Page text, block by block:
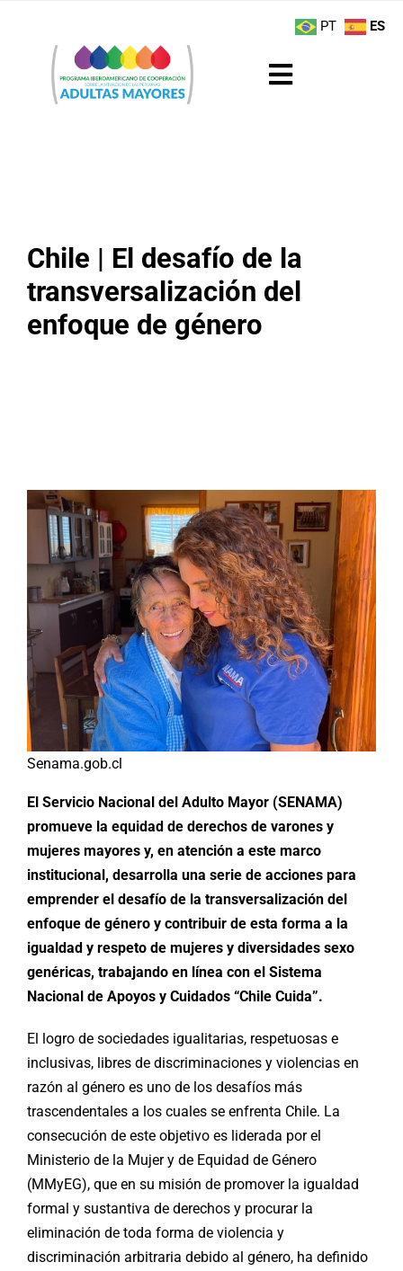
contenido
Toggle
Actividades
Boletín
Buenas Prácticas
Chile | El desafío de la
transversalización del
enfoque de género
Senama.gob.cl
El Servicio Nacional del Adulto Mayor (SENAMA)
promueve la equidad de derechos de varones y
mujeres mayores y, en atención a este marco
institucional, desarrolla una serie de acciones para
emprender el desafío de la transversalización del
enfoque de género y contribuir de esta forma a la
igualdad y respeto de mujeres y diversidades sexo
genéricas, trabajando en línea con el Sistema
Nacional de Apoyos y Cuidados “Chile Cuida”.
El logro de sociedades igualitarias, respetuosas e
inclusivas, libres de discriminaciones y violencias en
razón al género es uno de los desafíos más
trascendentales a los cuales se enfrenta Chile. La
consecución de este objetivo es liderada por el
Ministerio de la Mujer y de Equidad de Género
(MMyEG), que en su misión de promover la igualdad
formal y sustantiva de derechos y procurar la
eliminación de toda forma de violencia y
discriminación arbitraria debido al género, ha definido
PT ES